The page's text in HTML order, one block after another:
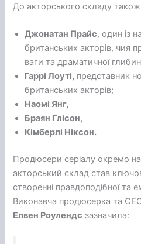
До акторського складу
Джонатан Прайс, один із
британських акторів, чия
ваги та драматичної
Гаррі Лоуті, представник
британських акторів;
Наомі Янг,
Браян Глісон,
Кімберлі Ніксон.
Продюсери серіалу окремо
акторський склад став
створенні правдоподібної та
Виконавча продюсерка та
Елвен Роулендс зазначила: